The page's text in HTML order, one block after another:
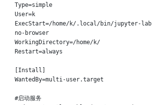
Type=simple
User=k
ExecStart=/home/k/.local/bin/jupyter-lab
no-browser
WorkingDirectory=/home/k/
Restart=always
[Install]
WantedBy=multi-user.target
#启动服务